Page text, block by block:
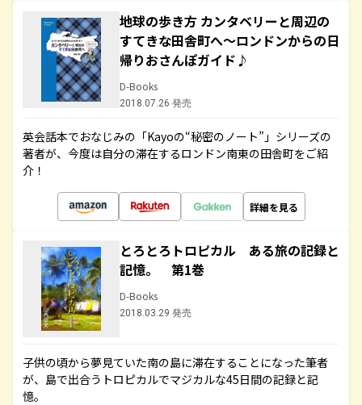
地球の歩き方 カンタベリーと周辺の
すてきな田舎町へ～ロンドンからの日
帰りおさんぽガイド♪
D-Books
2018.07.26 発売
英会話本でおなじみの「Kayoの“秘密のノート”」シリーズの
著者が、今度は自分の滞在するロンドン南東の田舎町をご紹
介！
詳細を見る
とろとろトロピカル ある旅の記録と
記憶。 第1巻
D-Books
2018.03.29 発売
子供の頃から夢見ていた南の島に滞在することになった筆者
が、島で出合うトロピカルでマジカルな45日間の記録と記
憶。